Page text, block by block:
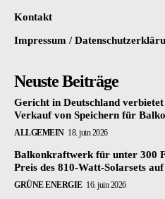
Kontakt
Impressum /
Neuste Beiträge
Gericht in Deutschland
Verkauf von Speichern für
ALLGEMEIN 18. juin 2026
Balkonkraftwerk für unter 300
Preis des 810-Watt-Solarsets
GRÜNE ENERGIE 16. juin 2026